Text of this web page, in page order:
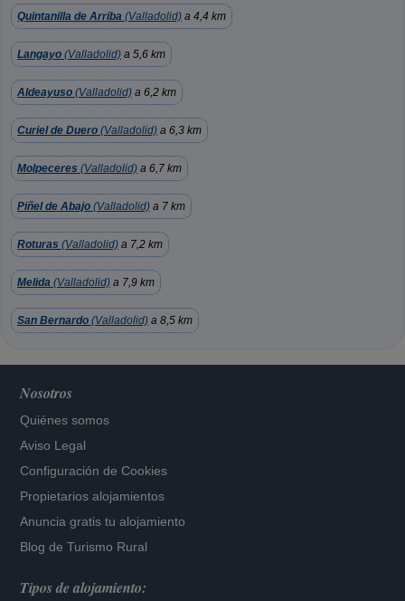
Quintanilla de Arriba (Valladolid) a 4,4 km
Langayo (Valladolid) a 5,6 km
Aldeayuso (Valladolid) a 6,2 km
Curiel de Duero (Valladolid) a 6,3 km
Molpeceres (Valladolid) a 6,7 km
Piñel de Abajo (Valladolid) a 7 km
Roturas (Valladolid) a 7,2 km
Melida (Valladolid) a 7,9 km
San Bernardo (Valladolid) a 8,5 km
Nosotros
Quiénes somos
Aviso Legal
Configuración de Cookies
Propietarios alojamientos
Anuncia gratis tu alojamiento
Blog de Turismo Rural
Tipos de alojamiento: